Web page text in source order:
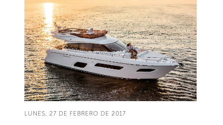
LUNES, 27 DE FEBRERO DE 2017